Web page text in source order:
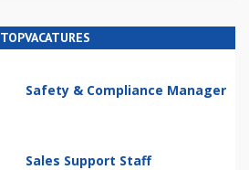
TOPVACATURES
Safety & Compliance Manager
Sales Support Staff